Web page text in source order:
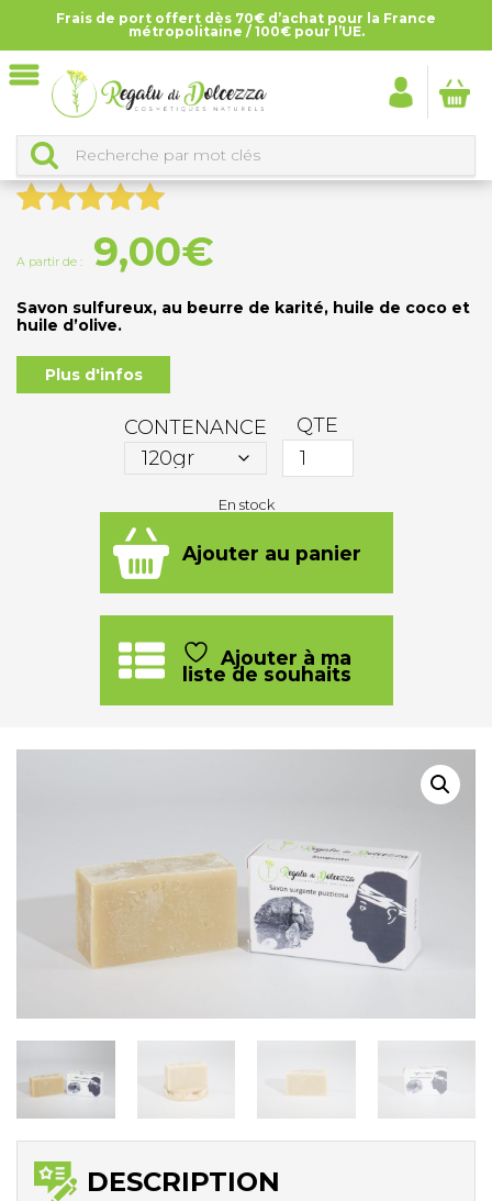
Frais de port offert dès 70€ d’achat pour la France
métropolitaine / 100€ pour l’UE.
Accueil>Tous les produits>Savons solides> Savon
Surgente – Surgente Puzzicosa
SAVON SURGENTE – SURGENTE PUZZICOSA
5.00
sur 5
basé sur
notation
client
A partir de : 9,00€
Savon sulfureux, au beurre de karité, huile de coco et
huile d’olive.
Plus d'infos
CONTENANCE QTE
En stock
Ajouter au panier
Ajouter à ma
liste de souhaits
DESCRIPTION